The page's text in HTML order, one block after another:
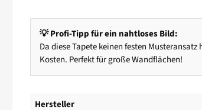
💡 Profi-Tipp für ein nahtloses Bild:
Da diese Tapete keinen festen
Kosten. Perfekt für große Wandflächen!
Hersteller